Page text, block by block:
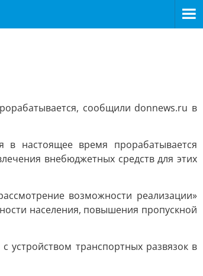
сообщили donnews.ru в
в настоящее время прорабатывается
внебюджетных средств для этих
возможности реализации»
населения, повышения пропускной
устройством транспортных развязок в